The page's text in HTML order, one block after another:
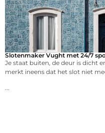
Slotenmaker Vught met 24/7
Je staat buiten, de deur is dicht
merkt ineens dat het slot niet
...